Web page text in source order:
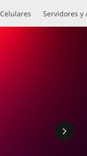
Celulares Servidores y